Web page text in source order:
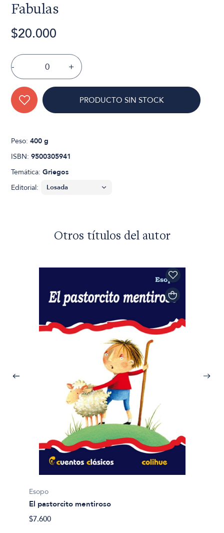
Fabulas
$20.000
- +
PRODUCTO SIN STOCK
Peso:400 g
ISBN:9500305941
Temática:Griegos
Editorial:
Otros títulos del autor
Esopo
El pastorcito mentiroso
$7.600